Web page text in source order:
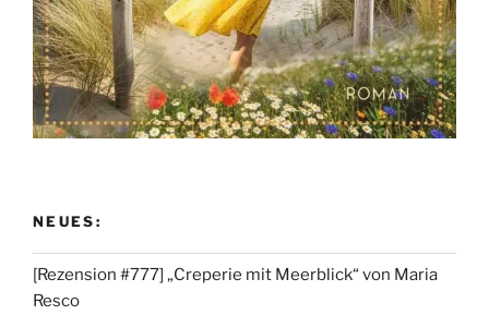
NEUES:
[Rezension #777] „Creperie mit Meerblick“ von Maria
Resco